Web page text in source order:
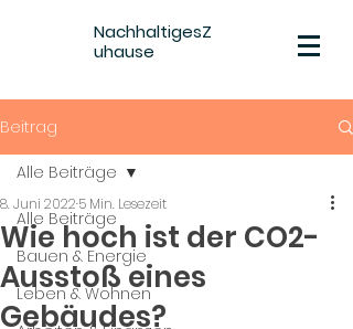
NachhaltigesZ
uhause
Beitrag
Alle Beiträge
Bauen & Energie
Leben & Wohnen
Alle Beiträge
Wie hoch ist der CO2-
Ausstoß eines
Gebäudes?
8. Juni 2022 5 Min. Lesezeit